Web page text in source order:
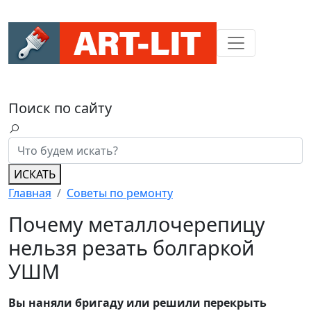
Поиск по сайту
ИСКАТЬ
Главная
Советы по ремонту
Почему металлочерепицу
нельзя резать болгаркой
УШМ
Вы наняли бригаду или решили перекрыть